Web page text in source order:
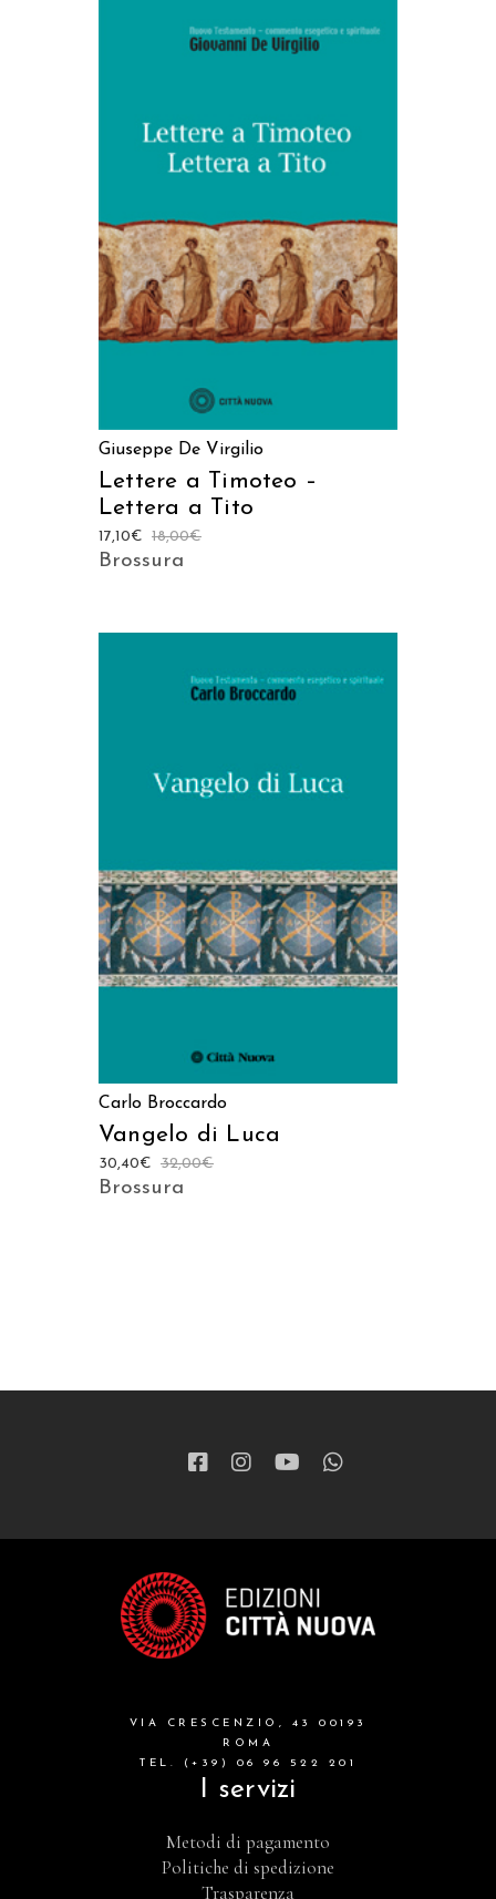
Giuseppe De Virgilio
Lettere a Timoteo –
Lettera a Tito
18,00€
17,10€
Brossura
Carlo Broccardo
Vangelo di Luca
32,00€
30,40€
Brossura
VIA CRESCENZIO, 43 00193
ROMA
TEL. (+39) 06 96 522 201
I servizi
Metodi di pagamento
Politiche di spedizione
Trasparenza